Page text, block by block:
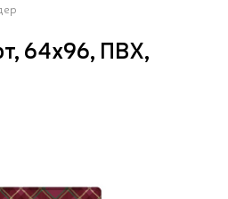
64х96, ПВХ,